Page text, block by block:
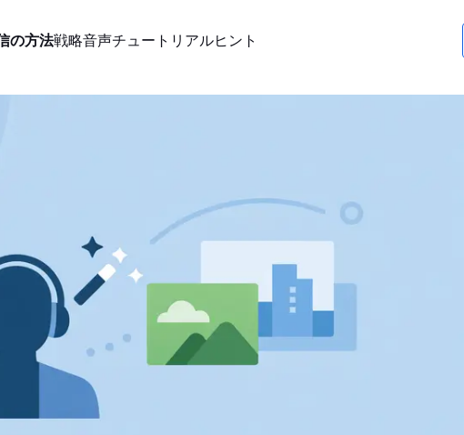
の方法戦略音声チュートリアルヒント